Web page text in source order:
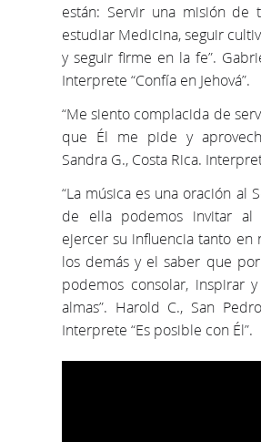
están: Servir una misión de
estudiar Medicina, seguir
y seguir firme en la fe”.
Interprete “Confía en Jehová”.
“Me siento complacida de
que Él me pide y
Sandra G., Costa Rica.
“La música es una oración al
de ella podemos invitar al
ejercer su influencia tanto en
los demás y el saber que
podemos consolar, inspirar
almas”. Harold C., San
Interprete “Es posible con Él”.